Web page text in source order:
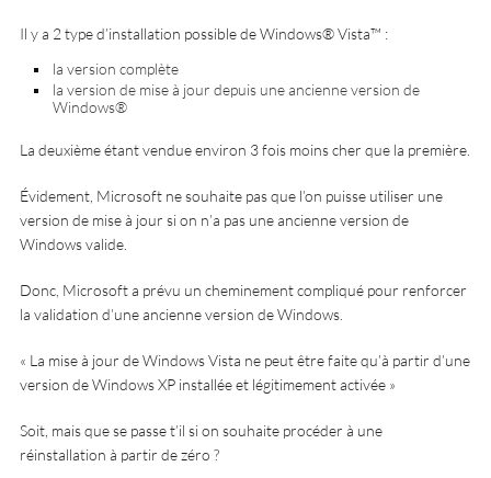
Il y a 2 type d’installation possible de Windows® Vista™ :
la version complète
la version de mise à jour depuis une ancienne version de
Windows®
La deuxième étant vendue environ 3 fois moins cher que la première.
Évidement, Microsoft ne souhaite pas que l’on puisse utiliser une
version de mise à jour si on n’a pas une ancienne version de
Windows valide.
Donc, Microsoft a prévu un cheminement compliqué pour renforcer
la validation d’une ancienne version de Windows.
La mise à jour de Windows Vista ne peut être faite qu’à partir d’une
version de Windows XP installée et légitimement activée
Soit, mais que se passe t’il si on souhaite procéder à une
réinstallation à partir de zéro ?